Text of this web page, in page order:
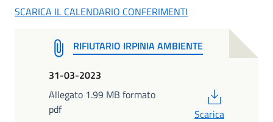
SCARICA IL CALENDARIO CONFERIMENTI
RIFIUTARIO IRPINIA AMBIENTE
31-03-2023
Allegato 1.99 MB formato
pdf
Scarica